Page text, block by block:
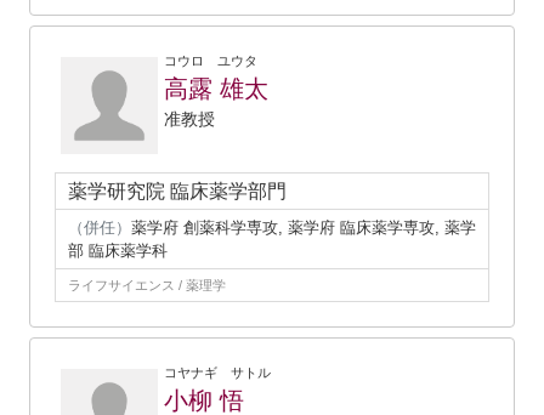
コウロ ユウタ
高露 雄太
准教授
薬学研究院 臨床薬学部門
（併任） 薬学府 創薬科学専攻, 薬学府 臨床薬学専攻, 薬学
部 臨床薬学科
ライフサイエンス / 薬理学
コヤナギ サトル
小柳 悟